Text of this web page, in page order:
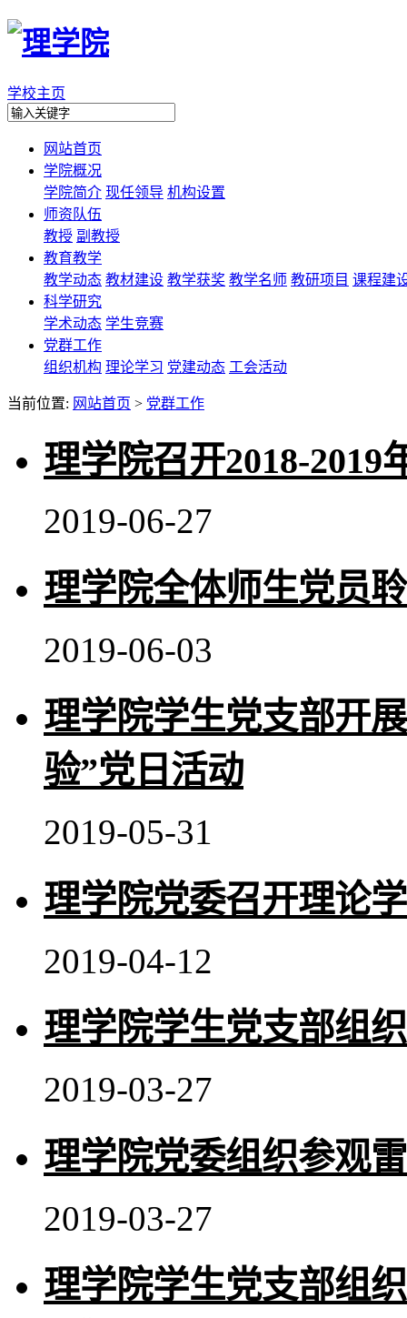
学校主页
网站首页
学院概况
学院简介 现任领导 机构设置
师资队伍
教授 副教授
教育教学
教学动态 教材建设 教学获奖 教学名师 教研项目 课程建
科学研究
学术动态 学生竞赛
党群工作
组织机构 理论学习 党建动态 工会活动
当前位置: 网站首页 > 党群工作
理学院召开2018-2019
2019-06-27
理学院全体师生党员
2019-06-03
理学院学生党支部开
验”党日活动
2019-05-31
理学院党委召开理论
2019-04-12
理学院学生党支部组
2019-03-27
理学院党委组织参观
2019-03-27
理学院学生党支部组